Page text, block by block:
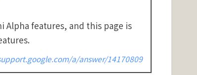
Alpha features, and this page is
a/answer/14170809